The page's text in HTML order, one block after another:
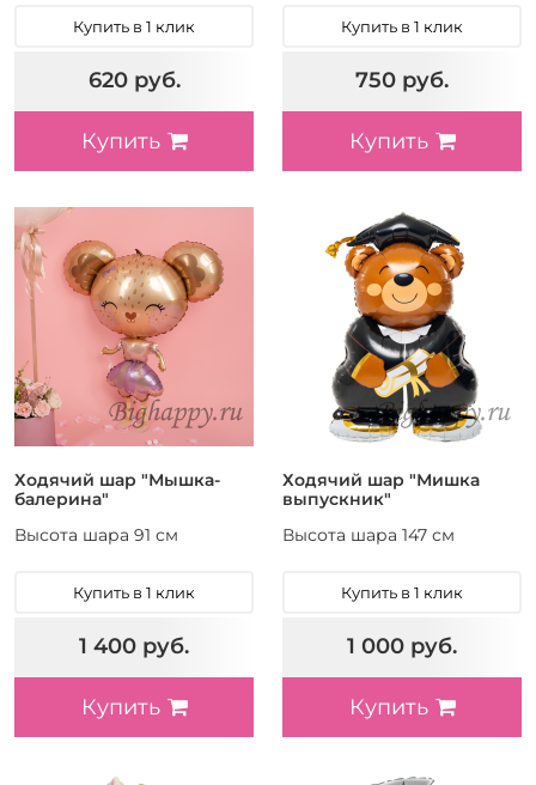
Купить в 1 клик
620 руб.
Купить
Купить в 1 клик
750 руб.
Купить
Ходячий шар "Мышка-
балерина"
Высота шара 91 см
Купить в 1 клик
1 400 руб.
Купить
Ходячий шар "Мишка
выпускник"
Высота шара 147 см
Купить в 1 клик
1 000 руб.
Купить